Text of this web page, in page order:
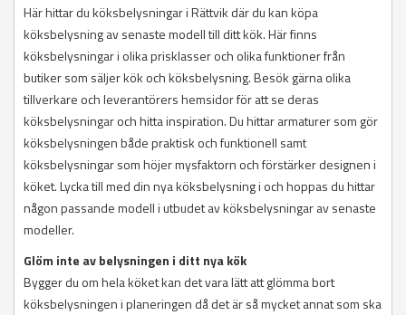
Här hittar du köksbelysningar i Rättvik där du kan köpa
köksbelysning av senaste modell till ditt kök. Här finns
köksbelysningar i olika prisklasser och olika funktioner från
butiker som säljer kök och köksbelysning. Besök gärna olika
tillverkare och leverantörers hemsidor för att se deras
köksbelysningar och hitta inspiration. Du hittar armaturer som gör
köksbelysningen både praktisk och funktionell samt
köksbelysningar som höjer mysfaktorn och förstärker designen i
köket. Lycka till med din nya köksbelysning i och hoppas du hittar
någon passande modell i utbudet av köksbelysningar av senaste
modeller.
Glöm inte av belysningen i ditt nya kök
Bygger du om hela köket kan det vara lätt att glömma bort
köksbelysningen i planeringen då det är så mycket annat som ska